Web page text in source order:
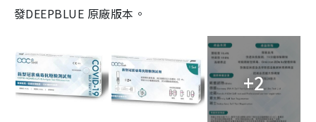
發DEEPBLUE 原廠版本。
+2